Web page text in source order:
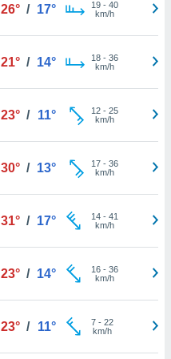
26° / 17° 19- 40
km/h
21° / 14° 18- 36
km/h
23° / 11° 12- 25
km/h
30° / 13° 17- 36
km/h
31° / 17° 14- 41
km/h
23° / 14° 16- 36
km/h
23° / 11° 7- 22
km/h